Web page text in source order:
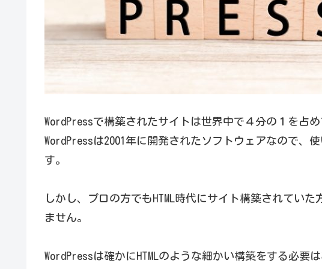
WordPressで構築されたサイトは世界中で４分の１を占
WordPressは2001年に開発されたソフトウェアなので、
す。
しかし、プロの方でもHTML時代にサイト構築されてい
ません。
WordPressは確かにHTMLのような細かい構築をする必